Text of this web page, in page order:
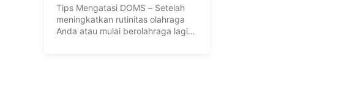
Tips Mengatasi DOMS – Setelah
meningkatkan rutinitas olahraga
Anda atau mulai berolahraga lagi